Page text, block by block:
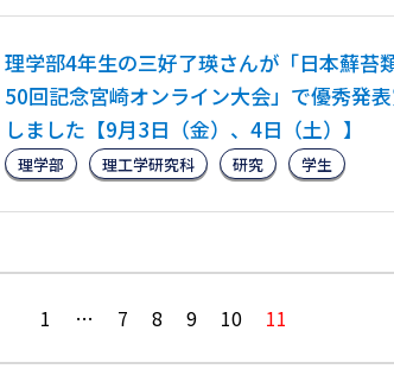
理学部4年生の三好了瑛さんが「日本蘚苔
50回記念宮崎オンライン大会」で優秀発
しました【9月3日（金）、4日（土）】
理学部 理工学研究科 研究 学生
1 … 7 8 9 10 11